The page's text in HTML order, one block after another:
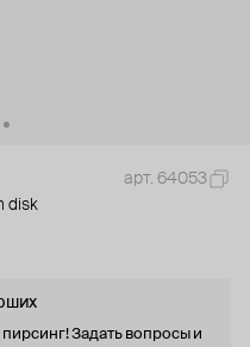
арт. 64053
disk
Задать вопросы и